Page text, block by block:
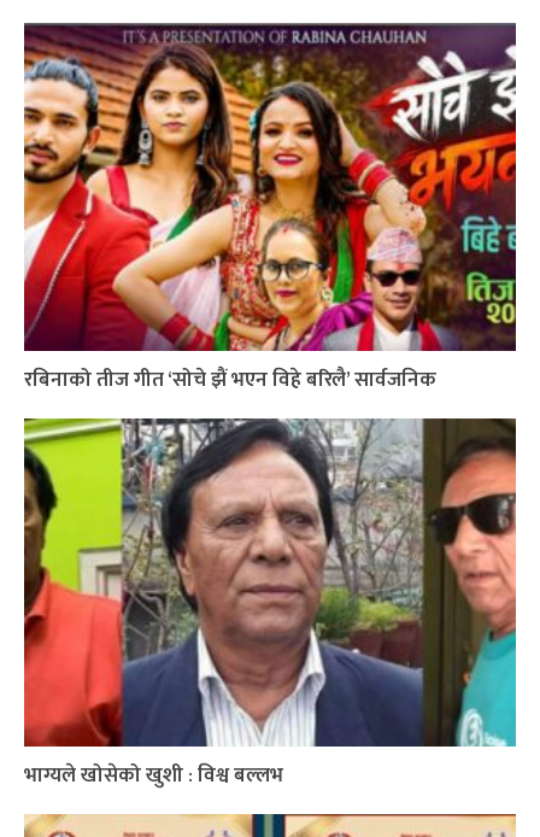
रबिनाको तीज गीत ‘सोचे झैं भएन विहे बरिलै’ सार्वजनिक
भाग्यले खोसेको खुशी : विश्व बल्लभ